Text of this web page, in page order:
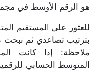
هو الرقم الأوسط في
للعثور على المستقيم
بترتيب تصاعدي ثم نبحث
ملاحظة: إذا كانت
المتوسط الحسابي